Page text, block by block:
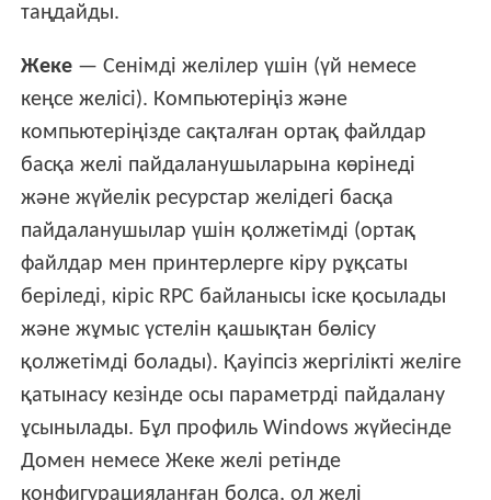
таңдайды.
Жеке — Сенімді желілер үшін (үй немесе
кеңсе желісі). Компьютеріңіз және
компьютеріңізде сақталған ортақ файлдар
басқа желі пайдаланушыларына көрінеді
және жүйелік ресурстар желідегі басқа
пайдаланушылар үшін қолжетімді (ортақ
файлдар мен принтерлерге кіру рұқсаты
беріледі, кіріс RPC байланысы іске қосылады
және жұмыс үстелін қашықтан бөлісу
қолжетімді болады). Қауіпсіз жергілікті желіге
қатынасу кезінде осы параметрді пайдалану
ұсынылады. Бұл профиль Windows жүйесінде
Домен немесе Жеке желі ретінде
конфигурацияланған болса, ол желі